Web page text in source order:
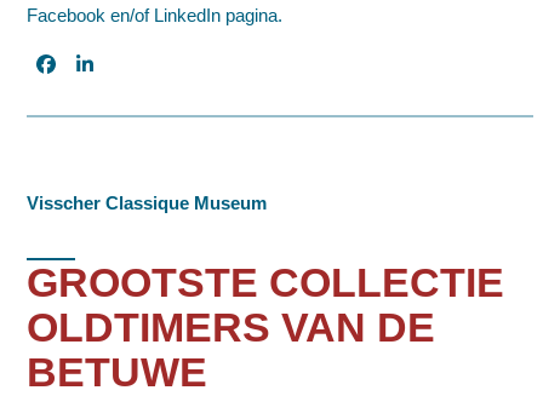
Facebook en/of LinkedIn pagina.
Visscher Classique Museum
GROOTSTE COLLECTIE
OLDTIMERS VAN DE
BETUWE